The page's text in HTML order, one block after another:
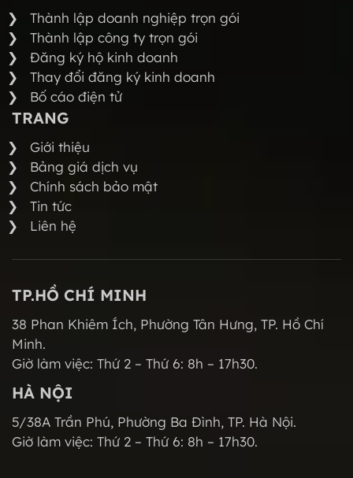
Thành lập doanh nghiệp trọn gói
Thành lập công ty trọn gói
Đăng ký hộ kinh doanh
Thay đổi đăng ký kinh doanh
Bố cáo điện tử
TRANG
Giới thiệu
Bảng giá dịch vụ
Chính sách bảo mật
Tin tức
Liên hệ
TP.HỒ CHÍ MINH
38 Phan Khiêm Ích, Phường Tân Hưng, TP. Hồ Chí
Minh.
Giờ làm việc: Thứ 2 – Thứ 6: 8h – 17h30.
HÀ NỘI
5/38A Trần Phú, Phường Ba Đình, TP. Hà Nội.
Giờ làm việc: Thứ 2 – Thứ 6: 8h – 17h30.